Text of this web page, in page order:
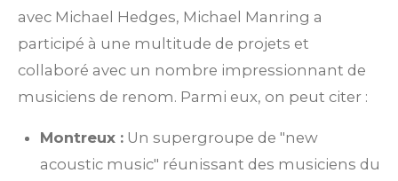
avec Michael Hedges, Michael Manring a
participé à une multitude de projets et
collaboré avec un nombre impressionnant de
musiciens de renom. Parmi eux, on peut citer :
Montreux : Un supergroupe de "new
acoustic music" réunissant des musiciens du